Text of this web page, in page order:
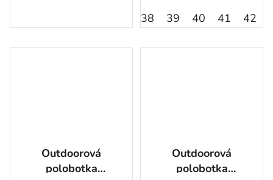
38 39 40 41 42
Outdoorová
polobotka
Outdoorová
polobotka